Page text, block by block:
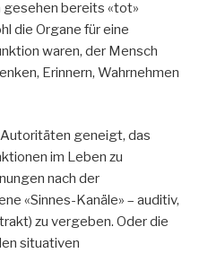
gesehen bereits «tot»
die Organe für eine
waren, der Mensch
Erinnern, Wahrnehmen
geneigt, das
im Leben zu
nach der
«Sinnes-Kanäle» – auditiv,
zu vergeben. Oder die
situativen